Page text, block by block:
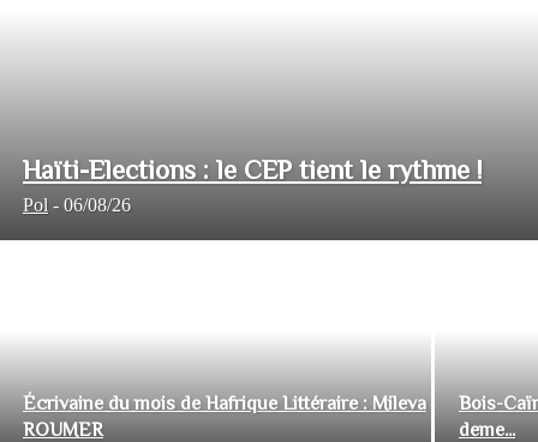
Haïti-Elections : le CEP tient le rythme !
Pol - 06/08/26
Écrivaine du mois de Hafrique Littéraire : Mileva
ROUMER
Bois-
deme...